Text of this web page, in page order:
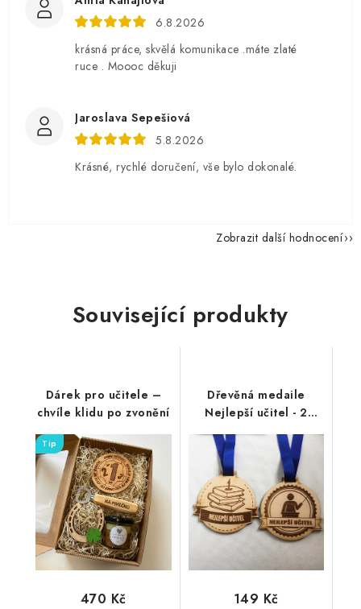
6.8.2026
krásná práce, skvělá komunikace .máte zlaté
ruce . Moooc děkuji
Jaroslava Sepešiová
5.8.2026
Krásné, rychlé doručení, vše bylo dokonalé.
Zobrazit další hodnocení
Související produkty
Dárek pro učitele –
chvíle klidu po zvonění
Tip
470 Kč
Dřevěná medaile
Nejlepší učitel - 2
varianty
149 Kč